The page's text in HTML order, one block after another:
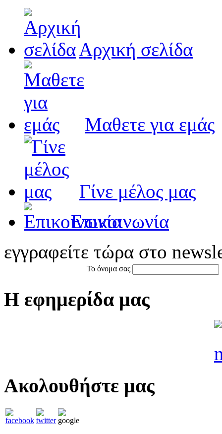
Αρχική σελίδα
Μαθετε για εμάς
Γίνε μέλος μας
Eπικοινωνία
εγγραφείτε τώρα στο
Το όνομα σας
Η εφημερίδα μας
Ακολουθήστε μας